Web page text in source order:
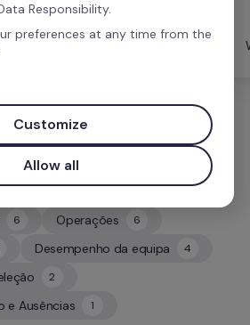
Academy
6 Operações 6
6
Desempenho da equipa 4
4
2
e Ausências 1
1
Responsibility.
preferences at any time from the
Customize
Allow all